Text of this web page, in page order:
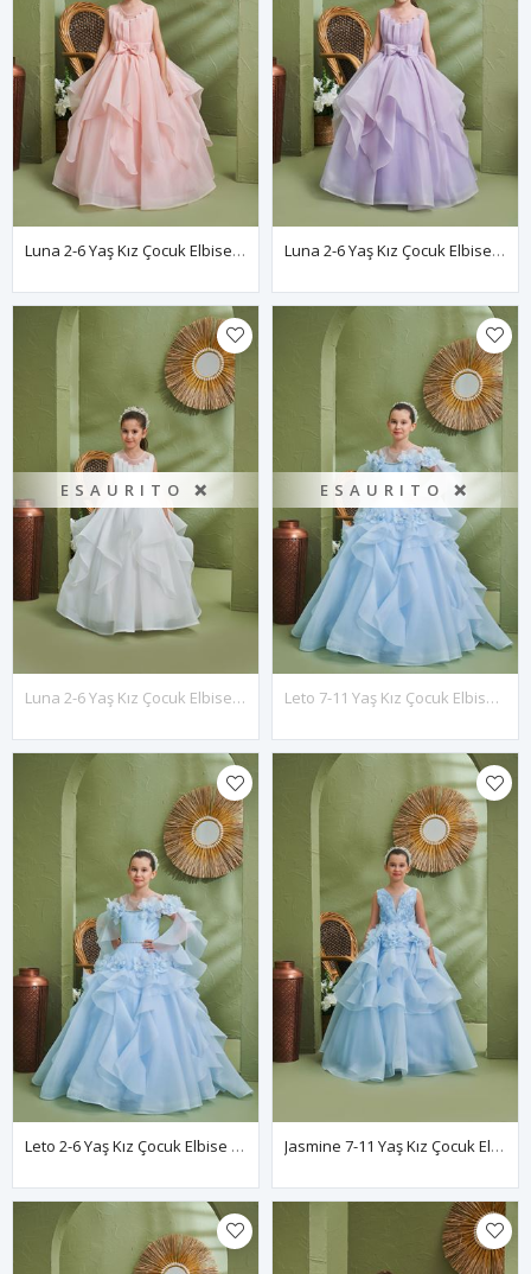
Luna 2-6 Yaş Kız Çocuk Elbise 20167 Somon Luna 2-6 Yaş Kız Çocuk Elbise 20167 Lila
ESAURITO ❌
Luna 2-6 Yaş Kız Çocuk Elbise 20167 Kırık Beyaz
ESAURITO ❌
Leto 7-11 Yaş Kız Çocuk Elbise 30195 Bebe Mavi
Leto 2-6 Yaş Kız Çocuk Elbise 20195 Bebe Mavi Jasmine 7-11 Yaş Kız Çocuk Elbise 30192 Bebe Mavi